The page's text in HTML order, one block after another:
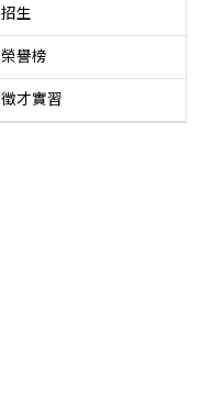
招生
榮譽榜
徵才實習